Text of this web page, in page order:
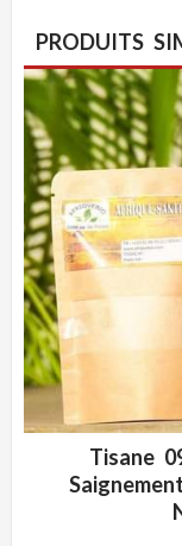
PRODUITS
ADD WISHLIST
Tisane